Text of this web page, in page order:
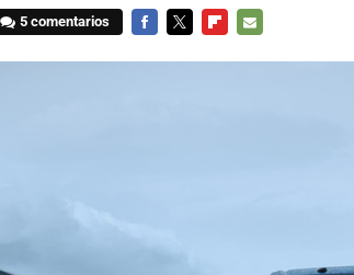
5 comentarios